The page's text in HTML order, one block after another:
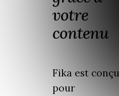
votre
contenu
Fika est conçu
pour